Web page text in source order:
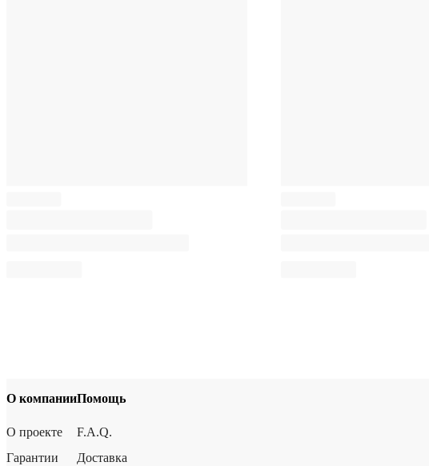
О компании
О проекте
Гарантии
Помощь
F.A.Q.
Доставка